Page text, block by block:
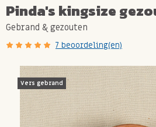
Pinda's kingsize
Gebrand & gezouten
7 beoordeling(en)
Vers gebrand